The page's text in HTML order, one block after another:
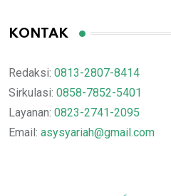
KONTAK
Redaksi: 0813-2807-8414
Sirkulasi: 0858-7852-5401
Layanan: 0823-2741-2095
Email: asysyariah@gmail.com